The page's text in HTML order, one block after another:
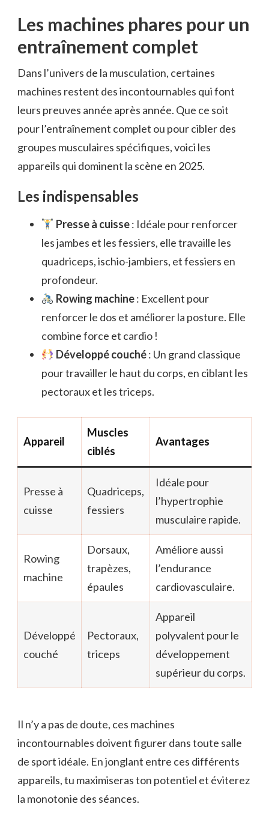
Les machines phares pour un
entraînement complet
Dans l’univers de la musculation, certaines
machines restent des incontournables qui font
leurs preuves année après année. Que ce soit
pour l’entraînement complet ou pour cibler des
groupes musculaires spécifiques, voici les
appareils qui dominent la scène en 2025.
Les indispensables
Presse à cuisse: Idéale pour renforcer
les jambes et les fessiers, elle travaille les
quadriceps, ischio-jambiers, et fessiers en
profondeur.
Rowing machine: Excellent pour
renforcer le dos et améliorer la posture. Elle
combine force et cardio !
Développé couché: Un grand classique
pour travailler le haut du corps, en ciblant les
pectoraux et les triceps.
Appareil
Muscles
ciblés
Avantages
Presse à
cuisse
Quadriceps,
fessiers
Idéale pour
l’hypertrophie
musculaire rapide.
Rowing
machine
Dorsaux,
trapèzes,
épaules
Améliore aussi
l’endurance
cardiovasculaire.
Développé
couché
Pectoraux,
triceps
Appareil
polyvalent pour le
développement
supérieur du corps.
Il n’y a pas de doute, ces machines
incontournables doivent figurer dans toute salle
de sport idéale. En jonglant entre ces différents
appareils, tu maximiseras ton potentiel et éviterez
la monotonie des séances.